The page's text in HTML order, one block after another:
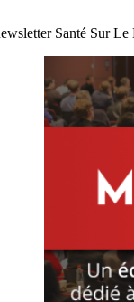
Santé Sur Le